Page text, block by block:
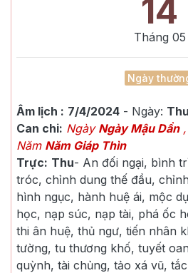
14
Tháng 05
Ngày
Âm lịch : 7/4/2024- Ngày:
Can chi: Ngày Ngày Mậu Dần,
Năm Năm Giáp Thìn
Trực: Thu- An đối ngại, bình
tróc, chỉnh dung thế đầu,
hình ngục, hành huệ ái, mộc
học, nạp súc, nạp tài, phá ốc
thi ân huệ, thủ ngư, tiến nhân
tường, tu thương khố, tuyết
quỳnh, tài chủng, tảo xá vũ,